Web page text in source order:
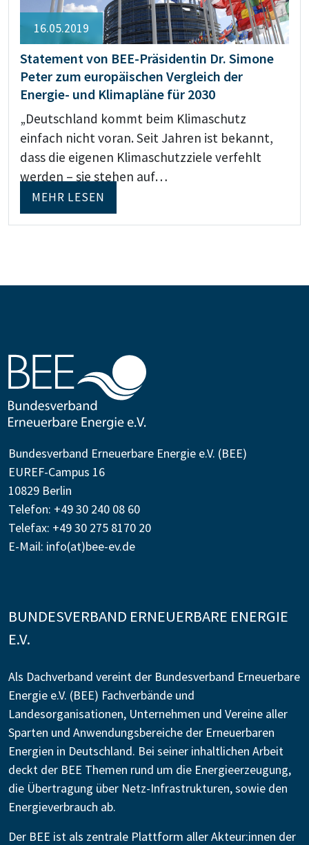
16.05.2019
Statement von BEE-Präsidentin Dr. Simone
Peter zum europäischen Vergleich der
Energie- und Klimapläne für 2030
„Deutschland kommt beim Klimaschutz
einfach nicht voran. Seit Jahren ist bekannt,
dass die eigenen Klimaschutzziele verfehlt
werden – sie stehen auf…
MEHR LESEN
Bundesverband Erneuerbare Energie e.V. (BEE)
EUREF-Campus 16
10829 Berlin
Telefon: +49 30 240 08 60
Telefax: +49 30 275 8170 20
E-Mail: info(at)bee-ev.de
BUNDESVERBAND ERNEUERBARE ENERGIE
E.V.
Als Dachverband vereint der Bundesverband Erneuerbare
Energie e.V. (BEE) Fachverbände und
Landesorganisationen, Unternehmen und Vereine aller
Sparten und Anwendungsbereiche der Erneuerbaren
Energien in Deutschland. Bei seiner inhaltlichen Arbeit
deckt der BEE Themen rund um die Energieerzeugung,
die Übertragung über Netz-Infrastrukturen, sowie den
Energieverbrauch ab.
Der BEE ist als zentrale Plattform aller Akteur:innen der